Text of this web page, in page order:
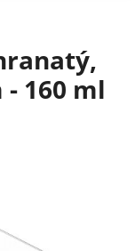
- 160 ml